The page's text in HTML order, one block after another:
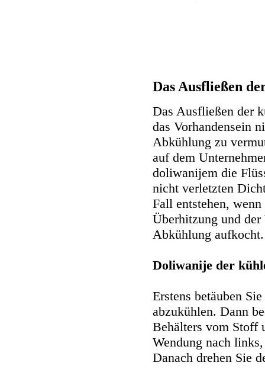
Das Ausfließen
Das Ausfließen der
das Vorhandensein
Abkühlung zu
auf dem
doliwanijem die
nicht verletzten
Fall entstehen,
Überhitzung und der
Abkühlung aufkocht.
Doliwanije der
Erstens betäuben
abzukühlen. Dann
Behälters vom Stoff
Wendung nach
Danach drehen Sie